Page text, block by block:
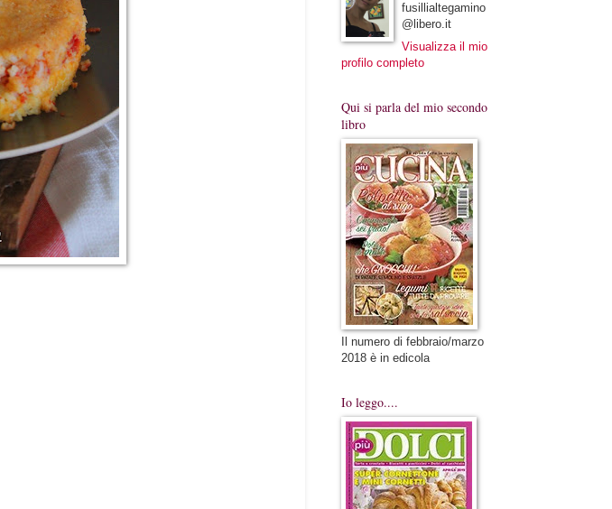
fusillialtegamino
@libero.it
Visualizza il mio
profilo completo
Qui si parla del mio secondo
libro
Il numero di febbraio/marzo
2018 è in edicola
Io leggo....